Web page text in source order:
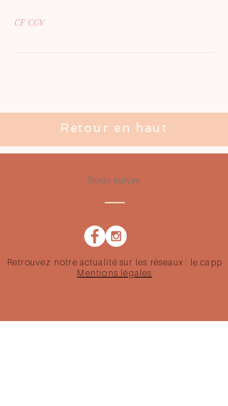
CF CGV
Retour en haut
Nous suivre
Retrouvez notre actualité sur les réseaux : le.capp
Mentions légales